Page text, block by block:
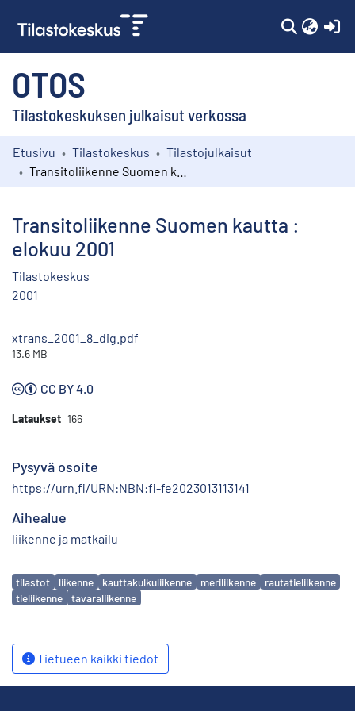
OTOS
Tilastokeskuksen julkaisut verkossa
Kokoelmat
Etusivu Tilastokeskus
Tilastojulkaisut
Transitoliikenne Suomen kautta :
elokuu 2001
Tilastokeskus
2001
xtrans_2001_8_dig.pdf
13.6 MB
CC BY 4.0
Lataukset 166
Pysyvä osoite
https://urn.fi/URN:NBN:fi-fe2023013113141
Aihealue
liikenne ja matkailu
Avainsanat
tilastot liikenne kauttakulkuliikenne meriliikenne
rautatieliikenne
tieliikenne
tavaraliikenne
Tietueen kaikki tiedot